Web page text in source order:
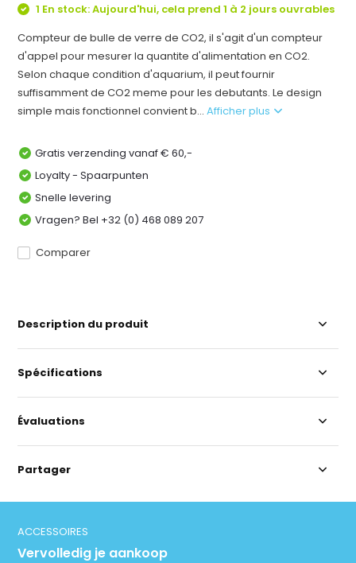
1 En stock: Aujourd'hui, cela prend 1 à 2 jours ouvrables
Compteur de bulle de verre de CO2, il s'agit d'un compteur
d'appel pour mesurer la quantite d'alimentation en CO2.
Selon chaque condition d'aquarium, il peut fournir
suffisamment de CO2 meme pour les debutants. Le design
simple mais fonctionnel convient b...Afficher plus
Gratis verzending vanaf € 60,-
Loyalty - Spaarpunten
Snelle levering
Vragen? Bel +32 (0) 468 089 207
Comparer
Description du produit
Spécifications
Évaluations
Partager
ACCESSOIRES
Vervolledig je aankoop